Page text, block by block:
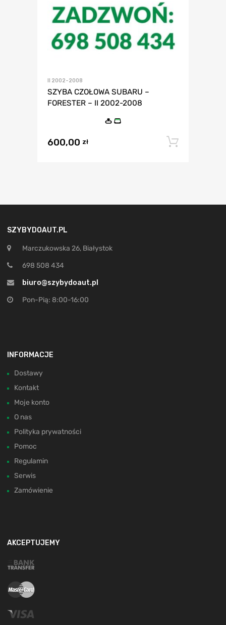
II 2002-2008
SZYBA CZOŁOWA SUBARU –
FORESTER – II 2002-2008
600,00 zł
SZYBYDOAUT.PL
Marczukowska 26, Białystok
698 508 434
biuro@szybydoaut.pl
Pon-Pią: 8:00-16:00
INFORMACJE
Dostawy
Kontakt
Moje konto
O nas
Polityka prywatności
Pomoc
Regulamin
Serwis
Zamówienie
AKCEPTUJEMY